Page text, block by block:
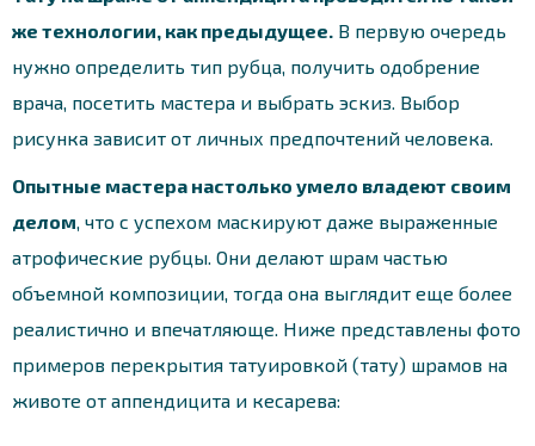
же технологии, как предыдущее. В первую очередь
нужно определить тип рубца, получить одобрение
врача, посетить мастера и выбрать эскиз. Выбор
рисунка зависит от личных предпочтений человека.
Опытные мастера настолько умело владеют своим
делом , что с успехом маскируют даже выраженные
атрофические рубцы. Они делают шрам частью
объемной композиции, тогда она выглядит еще более
реалистично и впечатляюще. Ниже представлены фото
примеров перекрытия татуировкой (тату) шрамов на
животе от аппендицита и кесарева: